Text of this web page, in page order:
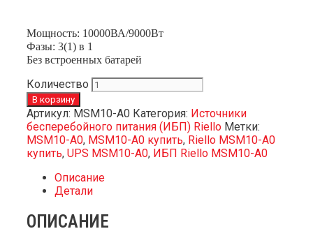
Мощность: 10000ВА/9000Вт
Фазы: 3(1) в 1
Без встроенных батарей
Количество
В корзину
Артикул: MSM10-A0 Категория: Источники
бесперебойного питания (ИБП) Riello Метки:
MSM10-A0, MSM10-A0 купить, Riello MSM10-A0
купить, UPS MSM10-A0, ИБП Riello MSM10-A0
Описание
Детали
ОПИСАНИЕ